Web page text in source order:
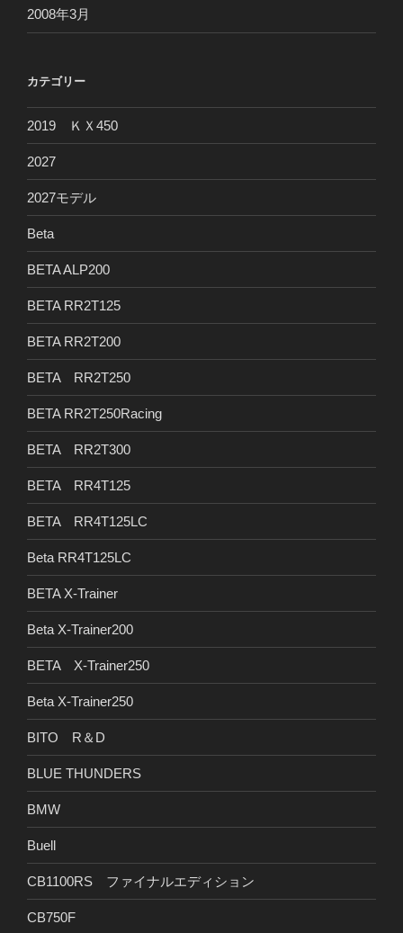
2008年3月
カテゴリー
2019 ＫＸ450
2027
2027モデル
Beta
BETA ALP200
BETA RR2T125
BETA RR2T200
BETA RR2T250
BETA RR2T250Racing
BETA RR2T300
BETA RR4T125
BETA RR4T125LC
Beta RR4T125LC
BETA X-Trainer
Beta X-Trainer200
BETA X-Trainer250
Beta X-Trainer250
BITO R＆D
BLUE THUNDERS
BMW
Buell
CB1100RS ファイナルエディション
CB750F